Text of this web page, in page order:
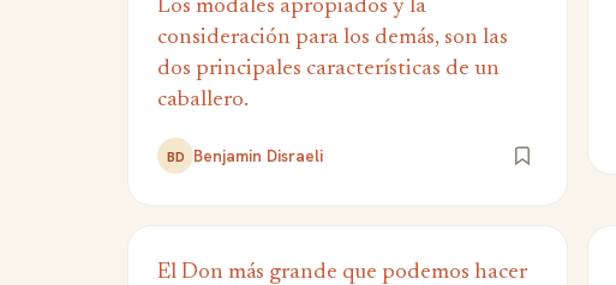
Los modales apropiados y la
consideración para los demás, son las
dos principales características de un
caballero.
BD Benjamin Disraeli
El Don más grande que podemos hacer